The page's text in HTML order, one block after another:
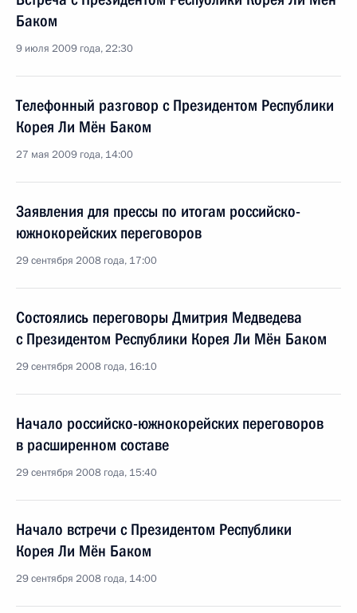
Баком
9 июля 2009 года, 22:30
Телефонный разговор с Президентом Республики
Корея Ли Мён Баком
27 мая 2009 года, 14:00
Заявления для прессы по итогам российско-
южнокорейских переговоров
29 сентября 2008 года, 17:00
Состоялись переговоры Дмитрия Медведева
с Президентом Республики Корея Ли Мён Баком
29 сентября 2008 года, 16:10
Начало российско-южнокорейских переговоров
в расширенном составе
29 сентября 2008 года, 15:40
Начало встречи с Президентом Республики
Корея Ли Мён Баком
29 сентября 2008 года, 14:00